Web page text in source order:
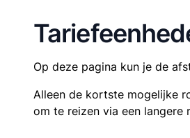
Op deze pagina kun je de
Alleen de kortste mogelijke
om te reizen via een